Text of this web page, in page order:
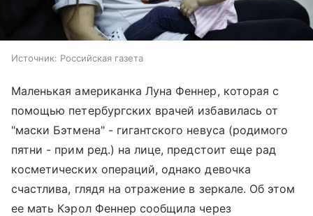
Источник: Российская газета
Маленькая американка Луна Феннер, которая с
помощью петербургских врачей избавилась от
"маски Бэтмена" - гигантского невуса (родимого
пятни - прим ред.) на лице, предстоит еще рад
косметических операций, однако девочка
счастлива, глядя на отражение в зеркале. Об этом
ее мать Кэрол Феннер сообщила через